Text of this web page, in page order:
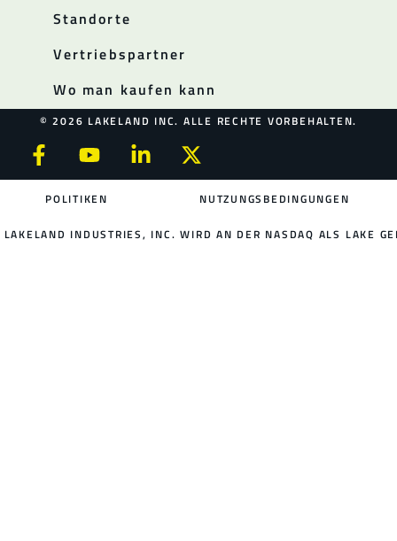
Standorte
Vertriebspartner
Wo man kaufen kann
© 2026 LAKELAND INC. ALLE RECHTE VORBEHALTEN.
POLITIKEN NUTZUNGSBEDINGUNGEN
LAKELAND INDUSTRIES, INC. WIRD AN DER NASDAQ ALS LAKE